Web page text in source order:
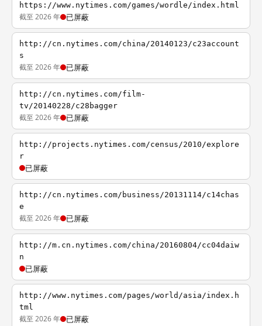
https://www.nytimes.com/games/wordle/index.html
截至 2026 年 已屏蔽
http://cn.nytimes.com/china/20140123/c23account
s
截至 2026 年 已屏蔽
http://cn.nytimes.com/film-
tv/20140228/c28bagger
截至 2026 年 已屏蔽
http://projects.nytimes.com/census/2010/explore
r
已屏蔽
http://cn.nytimes.com/business/20131114/c14chas
e
截至 2026 年 已屏蔽
http://m.cn.nytimes.com/china/20160804/cc04daiw
n
已屏蔽
http://www.nytimes.com/pages/world/asia/index.h
tml
截至 2026 年 已屏蔽